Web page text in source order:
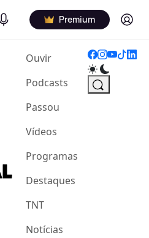
Podcasts Premium Log in
Ouvir(current)
Podcasts
Passou
Vídeos
Programas
Destaques
TNT
Notícias